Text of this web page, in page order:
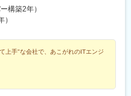
しの事業モデル
作りながらカスタマーサクセス
とができます。またクライアン
車場を借りたいユーザーもイン
るので、三方よしのサービスで
店】愛知県名古屋市中村区名駅
国際センター駅【大阪支店】
県福岡市博多区博多駅前3-2-8 住
博多駅【熊本サテライト】熊本
ビルディング6階 最寄り駅／通
愛知・大阪・京都・兵庫・福
構築2年）
上手"な会社で、あこがれのITエンジ